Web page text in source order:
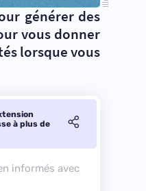
générer des
vous donner
lorsque vous
à plus de
informés avec